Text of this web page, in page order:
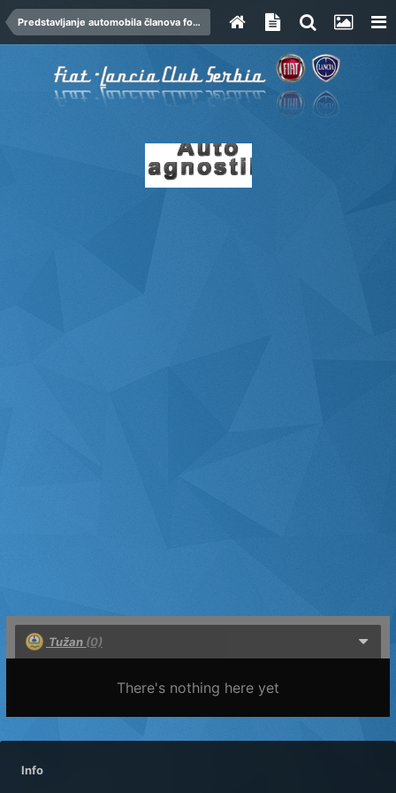
Predstavljanje automobila članova foruma
Tužan (0)
There's nothing here yet
Info